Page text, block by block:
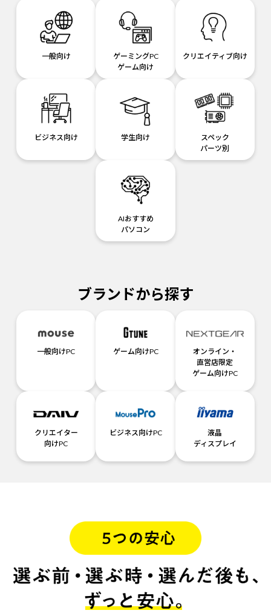
一般向け
ゲーミングPC
ゲーム向け
クリエイティブ向け
ビジネス向け 学生向け
スペック
パーツ別
AIおすすめ
パソコン
ブランドから探す
一般向けPC ゲーム向けPC
オンライン・
直営店限定
ゲーム向けPC
クリエイター
向けPC
ビジネス向けPC
液晶
ディスプレイ